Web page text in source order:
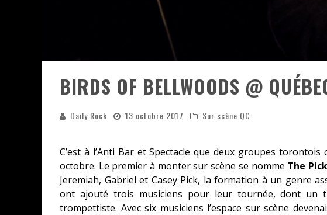
BIRDS OF BELLWOODS @
Daily Rock 13 octobre 2017 Sur scène QC
C’est à l’Anti Bar et Spectacle que deux groupes
octobre. Le premier à monter sur scène se nomme The
Jeremiah, Gabriel et Casey Pick, la formation à un genre
ont ajouté trois musiciens pour leur tournée, dont un
trompettiste. Avec six musiciens l’espace sur scène